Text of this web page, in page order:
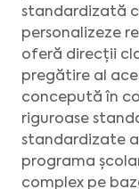
standardizată
personalizeze
oferă direcții
pregătire al
concepută în
riguroase
standardizate
programa
complex pe